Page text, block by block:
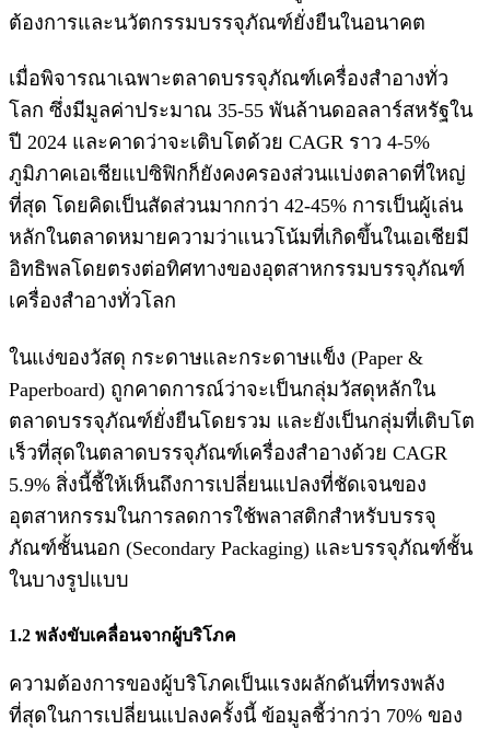
ต้องการและนวัตกรรมบรรจุภัณฑ์ยั่งยืนในอนาคต
เมื่อพิจารณาเฉพาะตลาดบรรจุภัณฑ์เครื่องสำอางทั่ว
โลก ซึ่งมีมูลค่าประมาณ 35-55 พันล้านดอลลาร์สหรัฐใน
ปี 2024 และคาดว่าจะเติบโตด้วย CAGR ราว 4-5%
ภูมิภาคเอเชียแปซิฟิกก็ยังคงครองส่วนแบ่งตลาดที่ใหญ่
ที่สุด โดยคิดเป็นสัดส่วนมากกว่า 42-45% การเป็นผู้เล่น
หลักในตลาดหมายความว่าแนวโน้มที่เกิดขึ้นในเอเชียมี
อิทธิพลโดยตรงต่อทิศทางของอุตสาหกรรมบรรจุภัณฑ์
เครื่องสำอางทั่วโลก
ในแง่ของวัสดุ กระดาษและกระดาษแข็ง (Paper &
Paperboard) ถูกคาดการณ์ว่าจะเป็นกลุ่มวัสดุหลักใน
ตลาดบรรจุภัณฑ์ยั่งยืนโดยรวม และยังเป็นกลุ่มที่เติบโต
เร็วที่สุดในตลาดบรรจุภัณฑ์เครื่องสำอางด้วย CAGR
5.9% สิ่งนี้ชี้ให้เห็นถึงการเปลี่ยนแปลงที่ชัดเจนของ
อุตสาหกรรมในการลดการใช้พลาสติกสำหรับบรรจุ
ภัณฑ์ชั้นนอก (Secondary Packaging) และบรรจุภัณฑ์ชั้น
ในบางรูปแบบ
1.2 พลังขับเคลื่อนจากผู้บริโภค
ความต้องการของผู้บริโภคเป็นแรงผลักดันที่ทรงพลัง
ที่สุดในการเปลี่ยนแปลงครั้งนี้ ข้อมูลชี้ว่ากว่า 70% ของ